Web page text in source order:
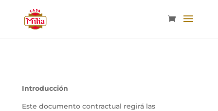
Introducción
Este documento contractual regirá las